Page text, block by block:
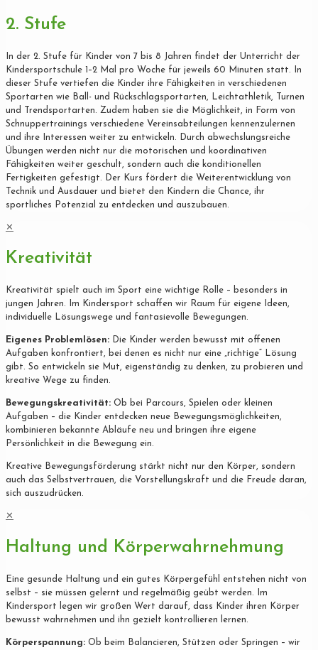
2. Stufe
In der 2. Stufe für Kinder von 7 bis 8 Jahren findet der Unterricht der
Kindersportschule 1–2 Mal pro Woche für jeweils 60 Minuten statt. In
dieser Stufe vertiefen die Kinder ihre Fähigkeiten in verschiedenen
Sportarten wie Ball- und Rückschlagsportarten, Leichtathletik, Turnen
und Trendsportarten. Zudem haben sie die Möglichkeit, in Form von
Schnuppertrainings verschiedene Vereinsabteilungen kennenzulernen
und ihre Interessen weiter zu entwickeln. Durch abwechslungsreiche
Übungen werden nicht nur die motorischen und koordinativen
Fähigkeiten weiter geschult, sondern auch die konditionellen
Fertigkeiten gefestigt. Der Kurs fördert die Weiterentwicklung von
Technik und Ausdauer und bietet den Kindern die Chance, ihr
sportliches Potenzial zu entdecken und auszubauen.
✕
Kreativität
Kreativität spielt auch im Sport eine wichtige Rolle – besonders in
jungen Jahren. Im Kindersport schaffen wir Raum für eigene Ideen,
individuelle Lösungswege und fantasievolle Bewegungen.
Eigenes Problemlösen: Die Kinder werden bewusst mit offenen
Aufgaben konfrontiert, bei denen es nicht nur eine „richtige“ Lösung
gibt. So entwickeln sie Mut, eigenständig zu denken, zu probieren und
kreative Wege zu finden.
Bewegungskreativität: Ob bei Parcours, Spielen oder kleinen
Aufgaben – die Kinder entdecken neue Bewegungsmöglichkeiten,
kombinieren bekannte Abläufe neu und bringen ihre eigene
Persönlichkeit in die Bewegung ein.
Kreative Bewegungsförderung stärkt nicht nur den Körper, sondern
auch das Selbstvertrauen, die Vorstellungskraft und die Freude daran,
sich auszudrücken.
✕
Haltung und Körperwahrnehmung
Eine gesunde Haltung und ein gutes Körpergefühl entstehen nicht von
selbst – sie müssen gelernt und regelmäßig geübt werden. Im
Kindersport legen wir großen Wert darauf, dass Kinder ihren Körper
bewusst wahrnehmen und ihn gezielt kontrollieren lernen.
Körperspannung: Ob beim Balancieren, Stützen oder Springen – wir